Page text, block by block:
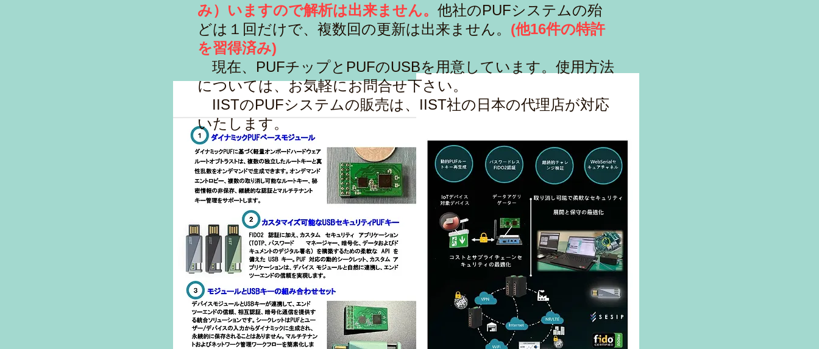
み）いますので解析は出来ません。 他社のPUFシステムの殆
どは１回だけで、複数回の更新は出来ません。 (他16件の特許
を習得済み)
現在、PUFチップとPUFのUSBを用意しています。使用方法
については、お気軽にお問合せ下さい。
​ IISTのPUFシステムの販売は、IIST社の日本の代理店が対応
いたします。